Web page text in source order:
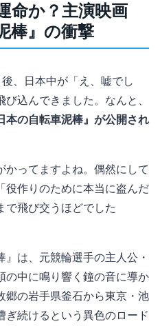
命か？主演映画
棒』の衝撃
、日本中が「え、嘘でし
込んできました。なんと、
本の自転車泥棒』が公開され
かってますよね。偶然にして
役作りのために本当に盗んだ
で飛び交うほどでした
は、元競輪選手の主人公・
の中に鳴り響く鐘の音に導か
郷の岩手県釜石から東京・池
続けるという異色のロード